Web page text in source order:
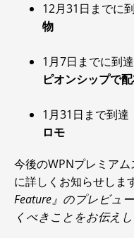
12月31日までに
物
1月7日までに到達
ピオンシップで
1月31日まで到達
ロモ
今後のWPNプレミア
に詳しくお知らせしま
Feature』のプレビュ
くべきことをお伝えし